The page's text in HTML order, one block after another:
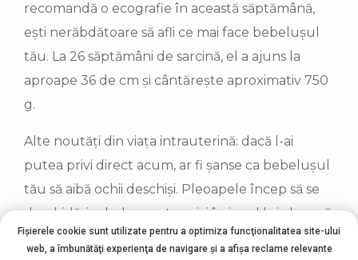
recomandă o ecografie în această săptămână,
ești nerăbdătoare să afli ce mai face bebelușul
tău. La 26 săptămâni de sarcină, el a ajuns la
aproape 36 de cm și cântărește aproximativ 750
g.
Alte noutăți din viața intrauterină: dacă l-ai
putea privi direct acum, ar fi șanse ca bebelușul
tău să aibă ochii deschiși. Pleoapele încep să se
deschidă, iar bebe poate privi în jurul lui, doar că
nu va vedea așa cum o face adultul. Din păcate,
Fișierele cookie sunt utilizate pentru a optimiza funcţionalitatea site-ului
web, a îmbunătăţi experienţa de navigare şi a afişa reclame relevante